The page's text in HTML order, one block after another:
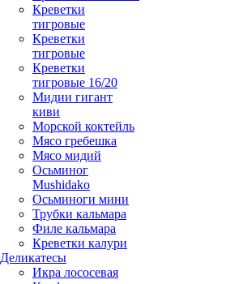
Креветки
тигровые
Креветки
тигровые
Креветки
тигровые 16/20
Мидии гигант
киви
Морской коктейль
Мясо гребешка
Мясо мидий
Осьминог
Mushidako
Осьминоги мини
Трубки кальмара
Филе кальмара
Креветки калури
Деликатесы
Икра лососевая